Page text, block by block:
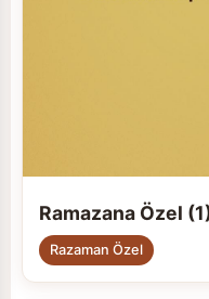
Ramazana Özel
Razaman Özel